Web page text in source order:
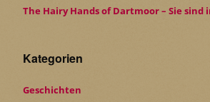
The Hairy Hands of Dartmoor – Sie sind
Kategorien
Geschichten